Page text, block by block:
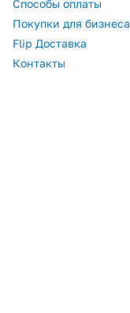
Способы оплаты
Покупки для бизнеса
Flip Доставка
Контакты